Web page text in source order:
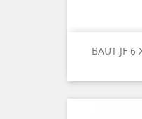
BAUT JF 6